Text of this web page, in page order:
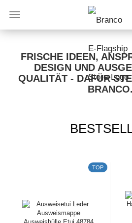
FRISCHE IDEEN,
DESIGN UND
QUALITÄT - DAFÜR
BRANCO.
TOP